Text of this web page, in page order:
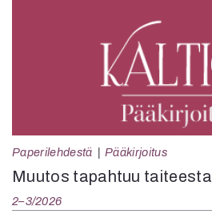
Paperilehdestä Pääkirjoitus
Muutos tapahtuu taiteesta
2–3/2026